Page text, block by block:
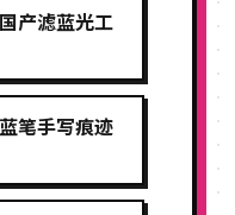
产滤蓝光工
笔手写痕迹